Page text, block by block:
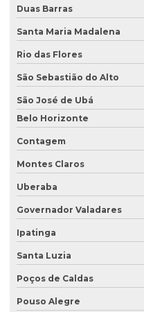
Consultoria área ambiental
Consultoria e assessoria
Consultoria em gestão
Consultoria inventário florestal
Consultoria e licenciamento
Consultoria de meio ambiente
Desativação de tanque de
Empresa de análise de água
Empresa de análise
Empresa de análise de solo
Empresa de análise de solo e
Empresa coleta de efluentes
Duas Barras
Santa Maria Madalena
Rio das Flores
São Sebastião do Alto
São José de Ubá
Belo Horizonte
Contagem
Montes Claros
Uberaba
Governador Valadares
Ipatinga
Santa Luzia
Poços de Caldas
Pouso Alegre